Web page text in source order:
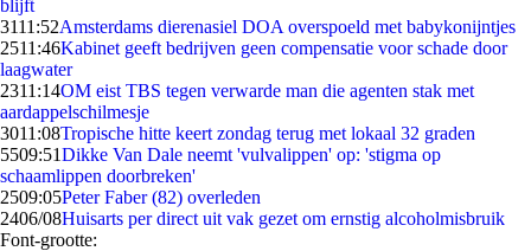
blijft
3111:52Amsterdams dierenasiel DOA overspoeld met babykonijntjes
2511:46Kabinet geeft bedrijven geen compensatie voor schade door
laagwater
2311:14OM eist TBS tegen verwarde man die agenten stak met
aardappelschilmesje
3011:08Tropische hitte keert zondag terug met lokaal 32 graden
5509:51Dikke Van Dale neemt 'vulvalippen' op: 'stigma op
schaamlippen doorbreken'
2509:05Peter Faber (82) overleden
2406/08Huisarts per direct uit vak gezet om ernstig alcoholmisbruik
Font-grootte: